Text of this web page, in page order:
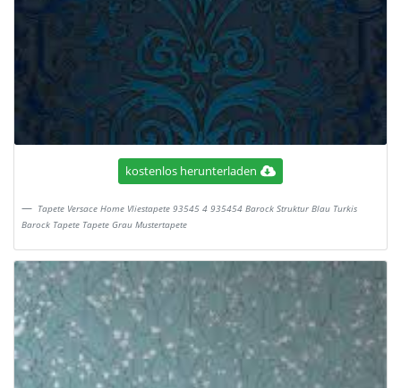
kostenlos herunterladen
Tapete Versace Home Vliestapete 93545 4 935454 Barock Struktur Blau Turkis
Barock Tapete Tapete Grau Mustertapete